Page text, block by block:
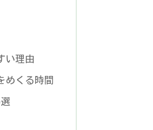
い理由
めくる時間